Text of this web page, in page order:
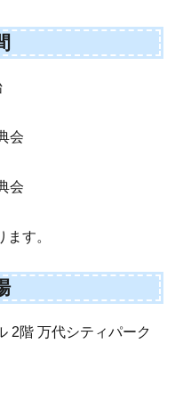
会
会
す。
2階 万代シティパーク